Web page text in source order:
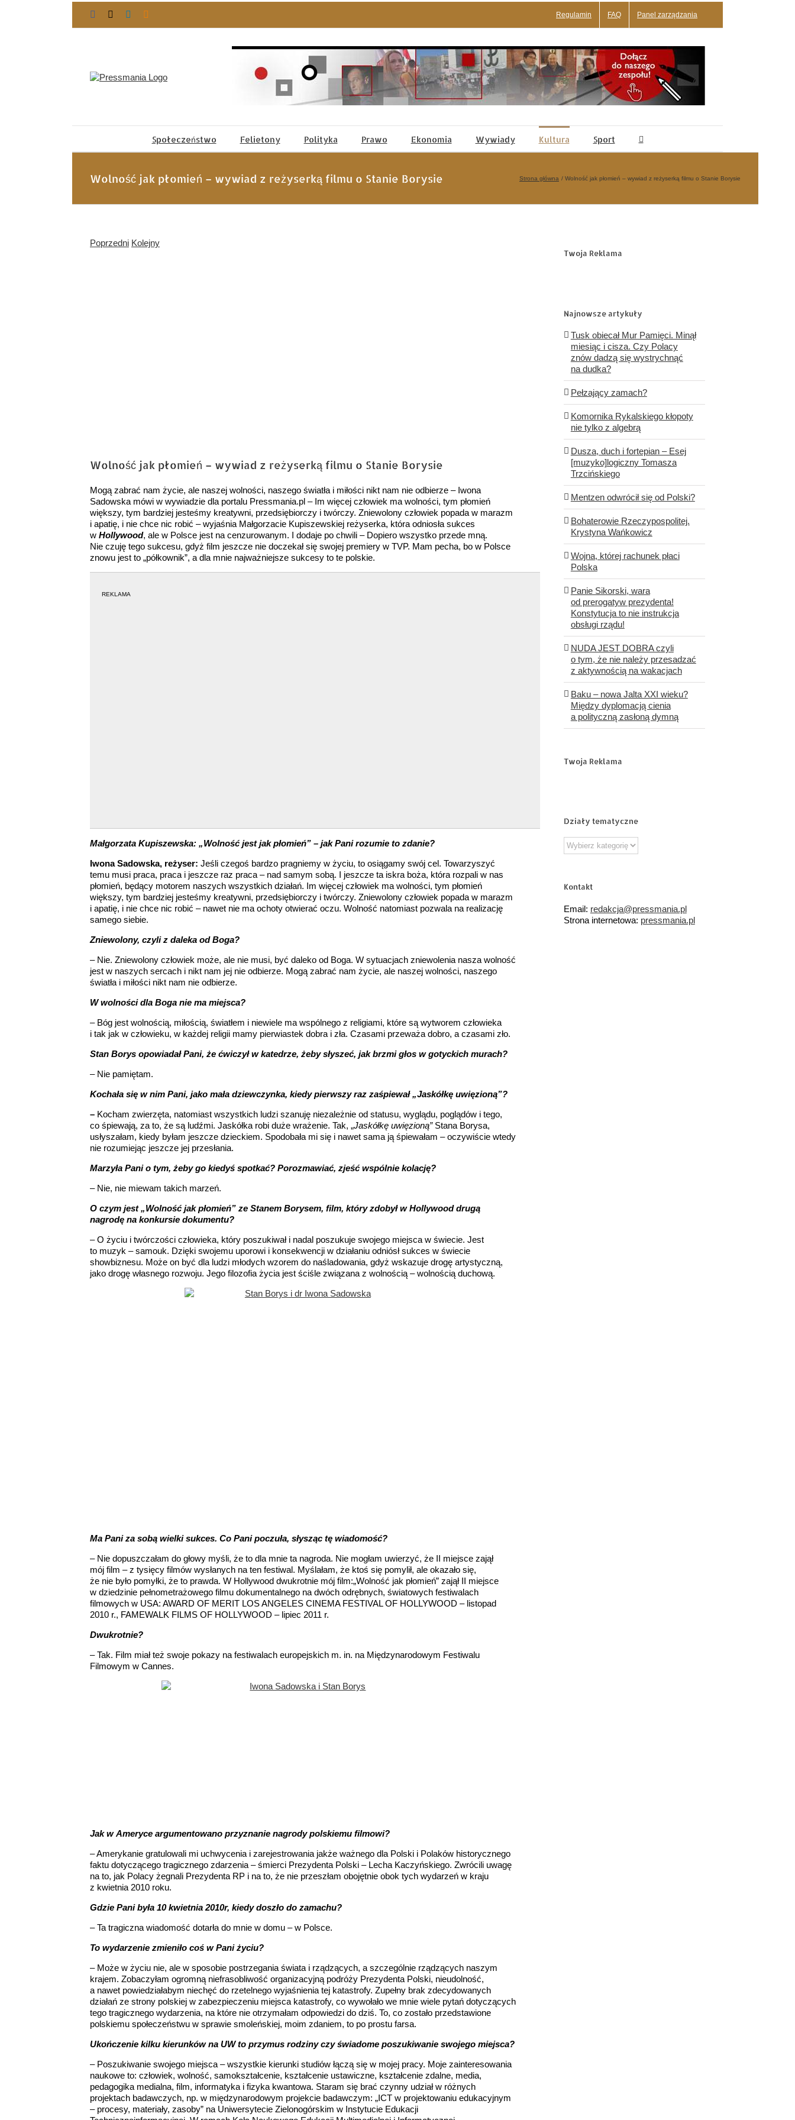
Facebook LinkedIn Regulamin FAQ Panel zarządzania
Społeczeństwo Felietony Polityka Prawo Ekonomia Wywiady Kultura Sport
Wolność jak płomień – wywiad z reżyserką filmu o Stanie Borysie Strona główna Wolność jak płomień – wywiad z reżyserką filmu o Stanie Borysie
Poprzedni Kolejny
Wolność jak płomień – wywiad z reżyserką filmu o Stanie Borysie
Mogą zabrać nam życie, ale naszej wolności, naszego światła i miłości nikt nam nie odbierze – Iwona
Sadowska mówi w wywiadzie dla portalu Pressmania.pl – Im więcej człowiek ma wolności, tym płomień
większy, tym bardziej jesteśmy kreatywni, przedsiębiorczy i twórczy. Zniewolony człowiek popada w marazm
i apatię, i nie chce nic robić – wyjaśnia Małgorzacie Kupiszewskiej reżyserka, która odniosła sukces
w Hollywood, ale w Polsce jest na cenzurowanym. I dodaje po chwili – Dopiero wszystko przede mną.
Nie czuję tego sukcesu, gdyż film jeszcze nie doczekał się swojej premiery w TVP. Mam pecha, bo w Polsce
znowu jest to „półkownik”, a dla mnie najważniejsze sukcesy to te polskie.
REKLAMA
Małgorzata Kupiszewska: „Wolność jest jak płomień” – jak Pani rozumie to zdanie?
Iwona Sadowska, reżyser: Jeśli czegoś bardzo pragniemy w życiu, to osiągamy swój cel. Towarzyszyć
temu musi praca, praca i jeszcze raz praca – nad samym sobą. I jeszcze ta iskra boża, która rozpali w nas
płomień, będący motorem naszych wszystkich działań. Im więcej człowiek ma wolności, tym płomień
większy, tym bardziej jesteśmy kreatywni, przedsiębiorczy i twórczy. Zniewolony człowiek popada w marazm
i apatię, i nie chce nic robić – nawet nie ma ochoty otwierać oczu. Wolność natomiast pozwala na realizację
samego siebie.
Zniewolony, czyli z daleka od Boga?
– Nie. Zniewolony człowiek może, ale nie musi, być daleko od Boga. W sytuacjach zniewolenia nasza wolność
jest w naszych sercach i nikt nam jej nie odbierze. Mogą zabrać nam życie, ale naszej wolności, naszego
światła i miłości nikt nam nie odbierze.
W wolności dla Boga nie ma miejsca?
– Bóg jest wolnością, miłością, światłem i niewiele ma wspólnego z religiami, które są wytworem człowieka
i tak jak w człowieku, w każdej religii mamy pierwiastek dobra i zła. Czasami przeważa dobro, a czasami zło.
Stan Borys opowiadał Pani, że ćwiczył w katedrze, żeby słyszeć, jak brzmi głos w gotyckich murach?
– Nie pamiętam.
Kochała się w nim Pani, jako mała dziewczynka, kiedy pierwszy raz zaśpiewał „Jaskółkę uwięzioną”?
– Kocham zwierzęta, natomiast wszystkich ludzi szanuję niezależnie od statusu, wyglądu, poglądów i tego,
co śpiewają, za to, że są ludźmi. Jaskółka robi duże wrażenie. Tak, „Jaskółkę uwięzioną”Stana Borysa,
usłyszałam, kiedy byłam jeszcze dzieckiem. Spodobała mi się i nawet sama ją śpiewałam – oczywiście wtedy
nie rozumiejąc jeszcze jej przesłania.
Marzyła Pani o tym, żeby go kiedyś spotkać? Porozmawiać, zjeść wspólnie kolację?
– Nie, nie miewam takich marzeń.
O czym jest „Wolność jak płomień” ze Stanem Borysem, film, który zdobył w Hollywood drugą
nagrodę na konkursie dokumentu?
– O życiu i twórczości człowieka, który poszukiwał i nadal poszukuje swojego miejsca w świecie. Jest
to muzyk – samouk. Dzięki swojemu uporowi i konsekwencji w działaniu odniósł sukces w świecie
showbiznesu. Może on być dla ludzi młodych wzorem do naśladowania, gdyż wskazuje drogę artystyczną,
jako drogę własnego rozwoju. Jego filozofia życia jest ściśle związana z wolnością – wolnością duchową.
Ma Pani za sobą wielki sukces. Co Pani poczuła, słysząc tę wiadomość?
– Nie dopuszczałam do głowy myśli, że to dla mnie ta nagroda. Nie mogłam uwierzyć, że II miejsce zajął
mój film – z tysięcy filmów wysłanych na ten festiwal. Myślałam, że ktoś się pomylił, ale okazało się,
że nie było pomyłki, że to prawda. W Hollywood dwukrotnie mój film:„Wolność jak płomień” zajął II miejsce
w dziedzinie pełnometrażowego filmu dokumentalnego na dwóch odrębnych, światowych festiwalach
filmowych w USA: AWARD OF MERIT LOS ANGELES CINEMA FESTIVAL OF HOLLYWOOD – listopad
2010 r., FAMEWALK FILMS OF HOLLYWOOD – lipiec 2011 r.
Dwukrotnie?
– Tak. Film miał też swoje pokazy na festiwalach europejskich m. in. na Międzynarodowym Festiwalu
Filmowym w Cannes.
Jak w Ameryce argumentowano przyznanie nagrody polskiemu filmowi?
– Amerykanie gratulowali mi uchwycenia i zarejestrowania jakże ważnego dla Polski i Polaków historycznego
faktu dotyczącego tragicznego zdarzenia – śmierci Prezydenta Polski – Lecha Kaczyńskiego. Zwrócili uwagę
na to, jak Polacy żegnali Prezydenta RP i na to, że nie przeszłam obojętnie obok tych wydarzeń w kraju
z kwietnia 2010 roku.
Gdzie Pani była 10 kwietnia 2010r, kiedy doszło do zamachu?
– Ta tragiczna wiadomość dotarła do mnie w domu – w Polsce.
To wydarzenie zmieniło coś w Pani życiu?
– Może w życiu nie, ale w sposobie postrzegania świata i rządzących, a szczególnie rządzących naszym
krajem. Zobaczyłam ogromną niefrasobliwość organizacyjną podróży Prezydenta Polski, nieudolność,
a nawet powiedziałabym niechęć do rzetelnego wyjaśnienia tej katastrofy. Zupełny brak zdecydowanych
działań ze strony polskiej w zabezpieczeniu miejsca katastrofy, co wywołało we mnie wiele pytań dotyczących
tego tragicznego wydarzenia, na które nie otrzymałam odpowiedzi do dziś. To, co zostało przedstawione
polskiemu społeczeństwu w sprawie smoleńskiej, moim zdaniem, to po prostu farsa.
Ukończenie kilku kierunków na UW to przymus rodziny czy świadome poszukiwanie swojego miejsca?
– Poszukiwanie swojego miejsca – wszystkie kierunki studiów łączą się w mojej pracy. Moje zainteresowania
naukowe to: człowiek, wolność, samokształcenie, kształcenie ustawiczne, kształcenie zdalne, media,
pedagogika medialna, film, informatyka i fizyka kwantowa. Staram się brać czynny udział w różnych
projektach badawczych, np. w międzynarodowym projekcie badawczym: „ICT w projektowaniu edukacyjnym
– procesy, materiały, zasoby” na Uniwersytecie Zielonogórskim w Instytucie Edukacji
Twoja Reklama
Najnowsze artykuły
Tusk obiecał Mur Pamięci. Minął
miesiąc i cisza. Czy Polacy
znów dadzą się wystrychnąć
na dudka?
Pełzający zamach?
Komornika Rykalskiego kłopoty
nie tylko z algebrą
Dusza, duch i fortepian – Esej
[muzyko]logiczny Tomasza
Trzcińskiego
Mentzen odwrócił się od Polski?
Bohaterowie Rzeczypospolitej.
Krystyna Wańkowicz
Wojna, której rachunek płaci
Polska
Panie Sikorski, wara
od prerogatyw prezydenta!
Konstytucja to nie instrukcja
obsługi rządu!
NUDA JEST DOBRA czyli
o tym, że nie należy przesadzać
z aktywnością na wakacjach
Baku – nowa Jalta XXI wieku?
Między dyplomacją cienia
a polityczną zasłoną dymną
Twoja Reklama
Działy tematyczne
Działy
tematyczne
Kontakt
Email: redakcja@pressmania.pl
Strona internetowa: pressmania.pl